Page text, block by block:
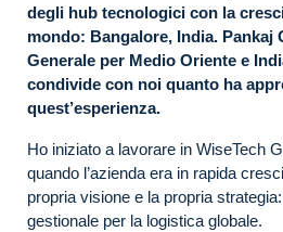
degli hub tecnologici con la
mondo: Bangalore, India. Pankaj
Generale per Medio Oriente e
condivide con noi quanto ha
quest’esperienza.
Ho iniziato a lavorare in WiseTech
quando l’azienda era in rapida
propria visione e la propria
gestionale per la logistica globale.